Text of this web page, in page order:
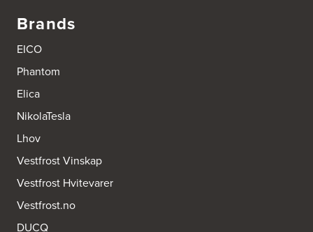
Brands
EICO
Phantom
Elica
NikolaTesla
Lhov
Vestfrost Vinskap
Vestfrost Hvitevarer
Vestfrost.no
DUCQ